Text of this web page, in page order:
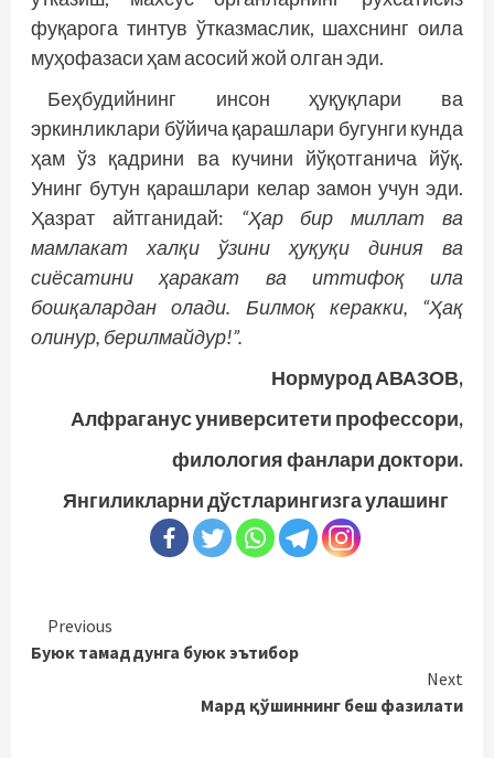
фуқарога тинтув ўтказмаслик, шахснинг оила
муҳофазаси ҳам асосий жой олган эди.
Беҳбудийнинг инсон ҳуқуқлари ва
эркинликлари бўйича қарашлари бугунги кунда
ҳам ўз қадрини ва кучини йўқотганича йўқ.
Унинг бутун қарашлари келар замон учун эди.
Ҳазрат айтганидай: “Ҳар бир миллат ва
мамлакат халқи ўзини ҳуқуқи диния ва
сиёсатини ҳаракат ва иттифоқ ила
бошқалардан олади. Билмоқ керакки, “Ҳақ
олинур, берилмайдур!”.
Нормурод АВАЗОВ,
Алфраганус университети профессори,
филология фанлари доктори.
Янгиликларни дўстларингизга улашинг
Continue
Reading
Previous
Буюк тамаддунга буюк эътибор
Next
Мард қўшиннинг беш фазилати